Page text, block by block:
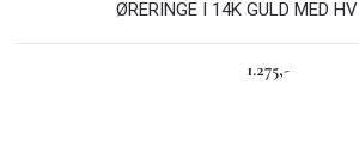
ØRERINGE I 14K GULD MED
1.275,-